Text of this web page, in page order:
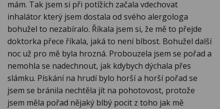
mám. Tak jsem si při potížích začala vdechovat
inhalátor který jsem dostala od svého alergologa
bohužel to nezabíralo. Říkala jsem si, že mě to přejde
doktorka přece říkala, jaká to není blbost. Bohužel další
noc už pro mě byla hrozná. Probouzela jsem se pořad a
nemohla se nadechnout, jak kdybych dýchala přes
slámku. Pískání na hrudí bylo horší a horší pořad se
jsem se bránila nechtěla jít na pohotovost, protože
jsem měla pořad nějaký blbý pocit z toho jak mě